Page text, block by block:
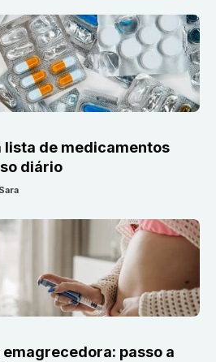
lista de medicamentos
diário
passo a